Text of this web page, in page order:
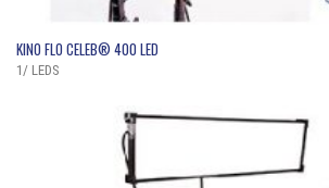
KINO FLO CELEB® 400 LED
1/ LEDS